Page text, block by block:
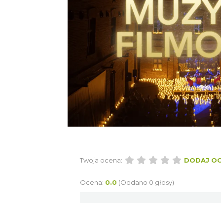
Twoja ocena: DODAJ
Ocena: 0.0 (Oddano 0 głosy)